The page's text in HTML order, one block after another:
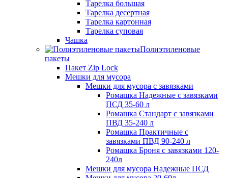
Тарелка большая
Тарелка десертная
Тарелка картонная
Тарелка суповая
Чашка
Полиэтиленовые
пакеты
Пакет Zip Lock
Мешки для мусора
Мешки для мусора с завязками
Ромашка Надежные с завязками
ПСД 35-60 л
Ромашка Стандарт с завязками
ПВД 35-240 л
Ромашка Практичные с
завязками ПВД 90-240 л
Ромашка Броня с завязками 120-
240л
Мешки для мусора Надежные ПСД